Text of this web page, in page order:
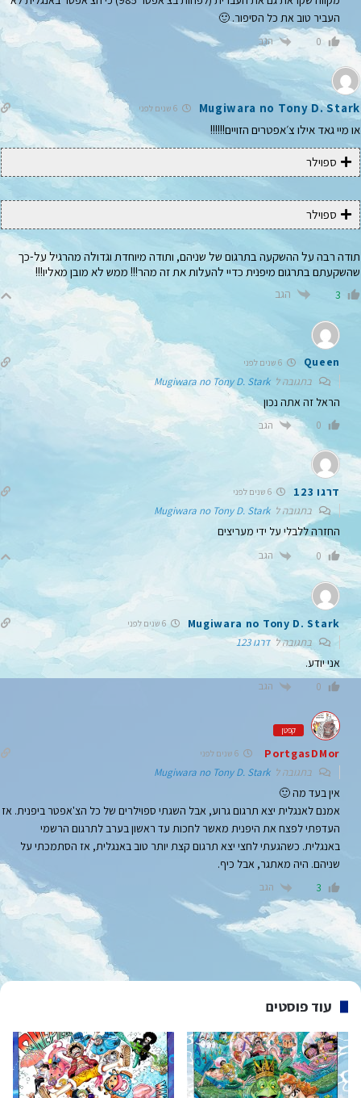
העביר טוב את כל הסיפור. 🙂
0 הגב
Mugiwara no Tony D. Stark 6 שנים לפני
או מיי גאד אילו צ׳אפטרים הזויים!!!!!!
ספוילר
ספוילר
תודה רבה על ההשקעה בתרגום של שניהם, ותודה מיוחדת וגדולה מהרגיל על-כך
שהשקעתם בתרגום מיפנית כדיי להעלות את זה מהר!!! ממש לא מובן מאליו!!!
3 הגב
Queen 6 שנים לפני
בתגובה לMugiwara no Tony D. Stark
הראל זה אתה נכון
0 הגב
דרגו 123
בתגובה לMugiwara no Tony D. Stark
החזרה ללבלי על ידי מעריצים
0 הגב
Mugiwara no Tony D. Stark 6 שנים לפני
בתגובה לדרגו 123
אני יודע.
0 הגב
קפטן
PortgasDMor
בתגובה לMugiwara no Tony D. Stark
אין בעד מה 🙂
אמנם לאנגלית יצא תרגום גרוע, אבל השגתי ספוילרים של כל הצ'אפטר ביפנית. אז
העדפתי לפצח את היפנית מאשר לחכות עד ראשון בערב לתרגום הרשמי
באנגלית. כשהגעתי לחצי יצא תרגום קצת יותר טוב באנגלית, אז הסתמכתי על
שניהם. היה מאתגר, אבל כיף.
3 הגב
עוד פוסטים